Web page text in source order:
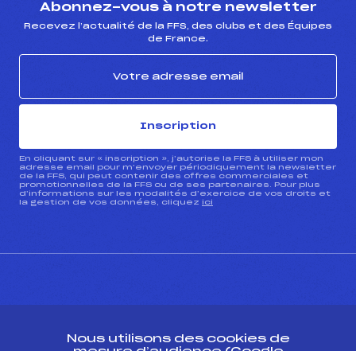
Abonnez-vous à notre newsletter
Recevez l’actualité de la FFS, des clubs et des Équipes
de France.
Inscription
En cliquant sur « inscription », j’autorise la FFS à utiliser mon
adresse email pour m’envoyer périodiquement la newsletter
de la FFS, qui peut contenir des offres commerciales et
promotionnelles de la FFS ou de ses partenaires. Pour plus
d’informations sur les modalités d’exercice de vos droits et
la gestion de vos données, cliquez ici
Nous utilisons des cookies de